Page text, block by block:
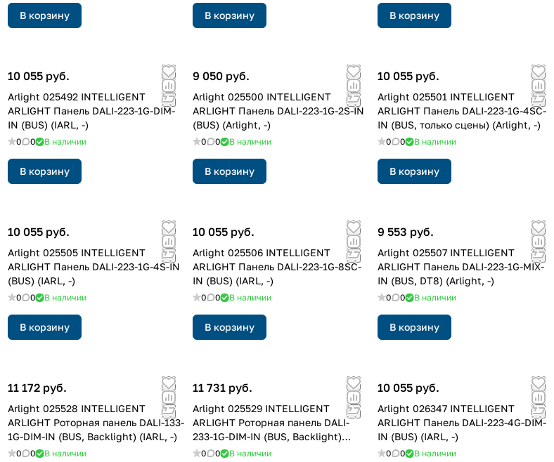
В корзину В корзину В корзину
10 055 руб.
Arlight 025492 INTELLIGENT
ARLIGHT Панель DALI-223-1G-DIM-
IN (BUS) (IARL, -)
0 0 В наличии
В корзину
9 050 руб.
Arlight 025500 INTELLIGENT
ARLIGHT Панель DALI-223-1G-2S-IN
(BUS) (Arlight, -)
0 0 В наличии
В корзину
10 055 руб.
Arlight 025501 INTELLIGENT
ARLIGHT Панель DALI-223-1G-4SC-
IN (BUS, только сцены) (Arlight, -)
0 0 В наличии
В корзину
10 055 руб.
Arlight 025505 INTELLIGENT
ARLIGHT Панель DALI-223-1G-4S-IN
(BUS) (IARL, -)
0 0 В наличии
В корзину
10 055 руб.
Arlight 025506 INTELLIGENT
ARLIGHT Панель DALI-223-1G-8SC-
IN (BUS) (IARL, -)
0 0 В наличии
В корзину
9 553 руб.
Arlight 025507 INTELLIGENT
ARLIGHT Панель DALI-223-1G-MIX-
IN (BUS, DT8) (Arlight, -)
0 0 В наличии
В корзину
11 172 руб.
Arlight 025528 INTELLIGENT
ARLIGHT Роторная панель DALI-133-
1G-DIM-IN (BUS, Backlight) (IARL, -)
0 0 В наличии
11 731 руб.
Arlight 025529 INTELLIGENT
ARLIGHT Роторная панель DALI-
233-1G-DIM-IN (BUS, Backlight)
(IARL, -)
0 0 В наличии
10 055 руб.
Arlight 026347 INTELLIGENT
ARLIGHT Панель DALI-223-4G-DIM-
IN (BUS) (IARL, -)
0 0 В наличии